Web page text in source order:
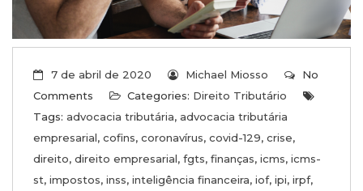
7 de abril de 2020 Michael Miosso
No
Comments
Categories: Direito Tributário
Tags: advocacia tributária, advocacia tributária
empresarial, cofins, coronavírus, covid-129, crise,
direito, direito empresarial, fgts, finanças, icms, icms-
st, impostos, inss, inteligência financeira, iof, ipi, irpf,